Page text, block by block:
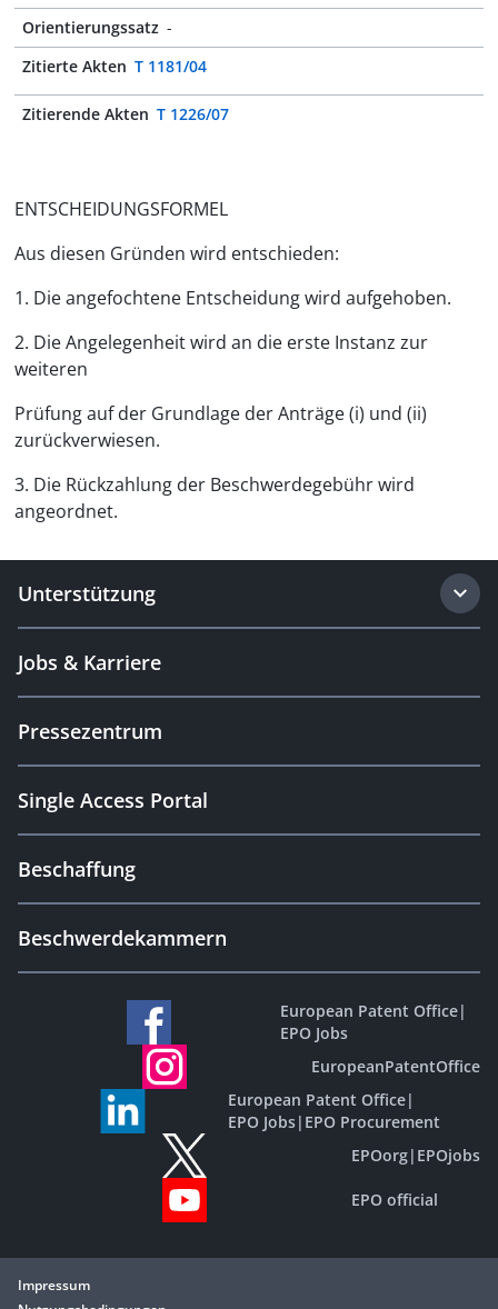
Orientierungssatz -
Zitierte Akten T 1181/04
Zitierende Akten T 1226/07
ENTSCHEIDUNGSFORMEL
Aus diesen Gründen wird entschieden:
1. Die angefochtene Entscheidung wird aufgehoben.
2. Die Angelegenheit wird an die erste Instanz zur
weiteren
Prüfung auf der Grundlage der Anträge (i) und (ii)
zurückverwiesen.
3. Die Rückzahlung der Beschwerdegebühr wird
angeordnet.
Unterstützung
Jobs & Karriere
Pressezentrum
Single Access Portal
Beschaffung
Beschwerdekammern
European Patent Office|
EPO Jobs
EuropeanPatentOffice
European Patent Office|
EPO Jobs| EPO Procurement
EPOorg| EPOjobs
EPO official
Impressum